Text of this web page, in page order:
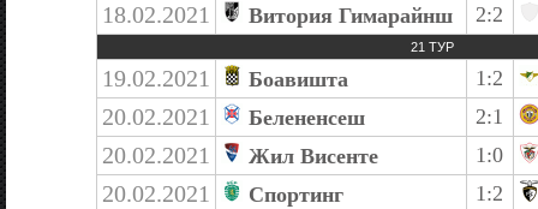
18.02.2021 Витория Гимарайнш 2:2
21 ТУР
19.02.2021 Боавишта 1:2
20.02.2021 Белененсеш 2:1
20.02.2021 Жил Висенте 1:0
20.02.2021 Спортинг 1:2